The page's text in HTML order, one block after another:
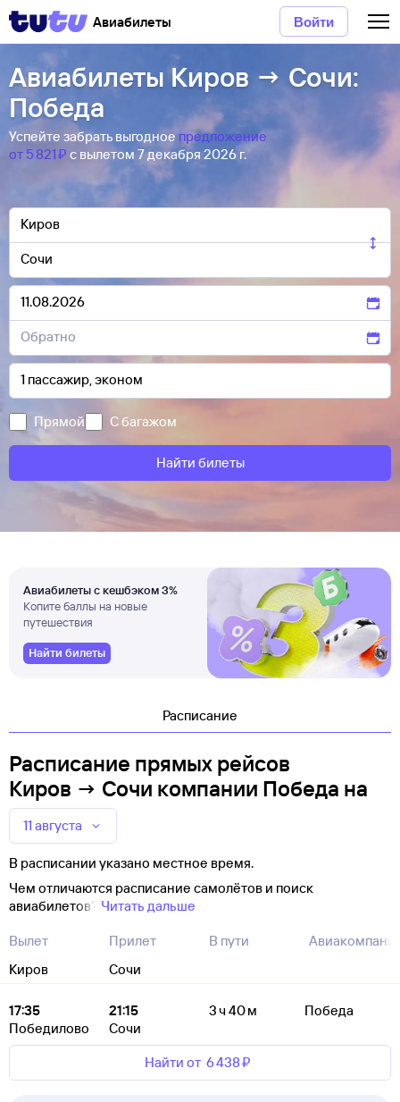
Авиабилеты Войти
Авиабилеты Киров → Сочи:
Победа
Успейте забрать выгодноепредложение
от 5 ⁠821 ⁠₽ с вылетом 7 декабря 2026 г.
Прямой С багажом
Найти билеты
Авиабилеты с кешбэком 3%
Копите баллы на новые
путешествия
Найти билеты
Расписание
Расписание прямых рейсов
Киров → Сочи компании Победа на
11 августа
В расписании указано местное время.
Чем отличаются расписание самолётов и поиск
авиабилетов? Читать дальше
Вылет
Киров
Прилет
Сочи
В пути
17:35
Победилово
21:15
Сочи
3 ч 40 м Победа
Найти от 6 ⁠438 ⁠₽